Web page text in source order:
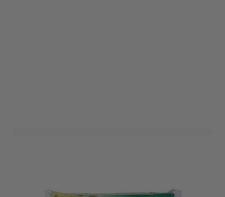
Informeer mij wanneer dit product op voorraad is